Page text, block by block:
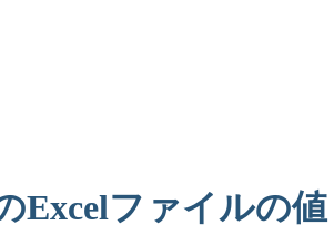
Excelファイルの値